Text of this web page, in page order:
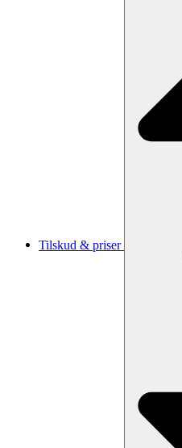
Tilskud & priser